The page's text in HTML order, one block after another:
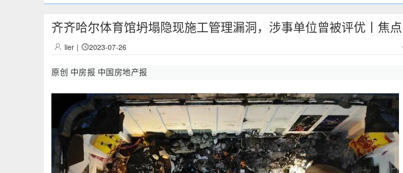
齐齐哈尔体育馆坍塌隐现施工管理漏洞，涉事单位曾被评优丨焦点
lier | 2023-07-26
原创 中房报 中国房地产报